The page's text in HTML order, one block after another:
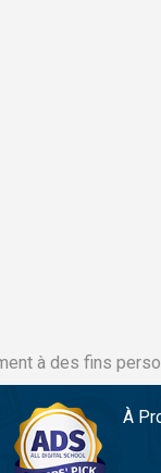
à des fins
À